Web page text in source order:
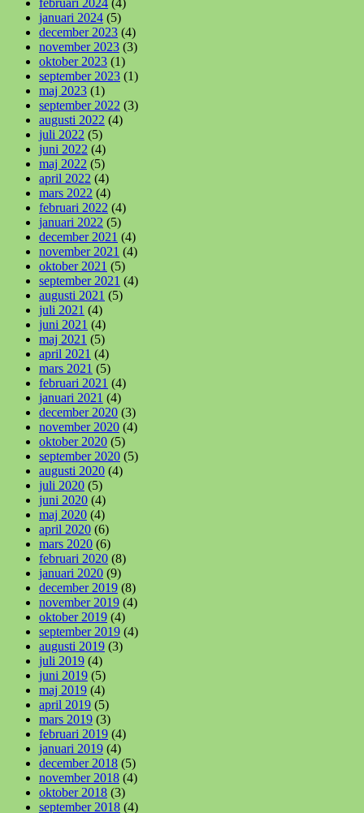
januari 2024 (5)
december 2023 (4)
november 2023 (3)
oktober 2023 (1)
september 2023 (1)
maj 2023 (1)
september 2022 (3)
augusti 2022 (4)
juli 2022 (5)
juni 2022 (4)
maj 2022 (5)
april 2022 (4)
mars 2022 (4)
februari 2022 (4)
januari 2022 (5)
december 2021 (4)
november 2021 (4)
oktober 2021 (5)
september 2021 (4)
augusti 2021 (5)
juli 2021 (4)
juni 2021 (4)
maj 2021 (5)
april 2021 (4)
mars 2021 (5)
februari 2021 (4)
januari 2021 (4)
december 2020 (3)
november 2020 (4)
oktober 2020 (5)
september 2020 (5)
augusti 2020 (4)
juli 2020 (5)
juni 2020 (4)
maj 2020 (4)
april 2020 (6)
mars 2020 (6)
februari 2020 (8)
januari 2020 (9)
december 2019 (8)
november 2019 (4)
oktober 2019 (4)
september 2019 (4)
augusti 2019 (3)
juli 2019 (4)
juni 2019 (5)
maj 2019 (4)
april 2019 (5)
mars 2019 (3)
februari 2019 (4)
januari 2019 (4)
december 2018 (5)
november 2018 (4)
oktober 2018 (3)
september 2018 (4)